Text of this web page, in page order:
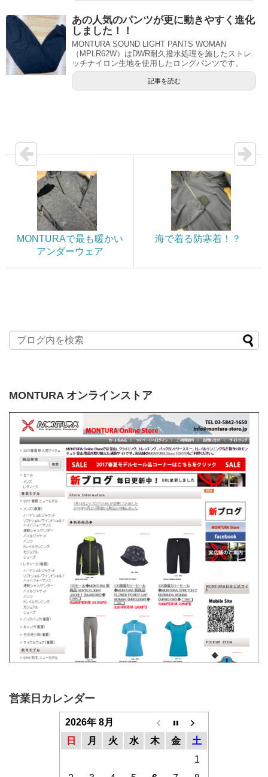
あの人気のパンツが更に動きやすく進化
しました！！
MONTURA SOUND LIGHT PANTS WOMAN
（MPLR62W）はDWR耐久撥水処理を施したストレ
ッチナイロン生地を使用したロングパンツです。
記事を読む
MONTURAで最も暖かい
アンダーウェア
海で着る防寒着！？
MONTURA オンラインストア
営業日カレンダー
2026年 8月
日
月 火 水 木 金
土
1